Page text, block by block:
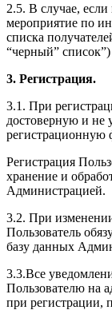
2.5. В случае,
мероприятие по
списка
“черный” список”)
3. Регистрация.
3.1. При
достоверную и не
регистрационную
Регистрация
хранение и
Администрацией.
3.2. При
Пользователь
базу данных
3.3.Все
Пользователю на
при регистрации,